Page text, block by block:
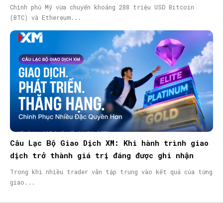
Chính phủ Mỹ vừa chuyển khoảng 288 triệu USD Bitcoin
(BTC) và Ethereum...
Câu Lạc Bộ Giao Dịch XM: Khi hành trình giao
dịch trở thành giá trị đáng được ghi nhận
Trong khi nhiều trader vẫn tập trung vào kết quả của từng
giao...